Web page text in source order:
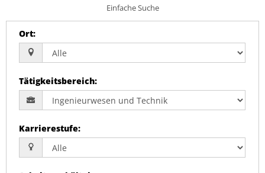
Einfache Suche
Ort:
Tätigkeitsbereich:
Karrierestufe: